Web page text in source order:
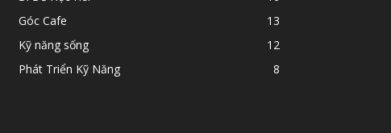
Góc Cafe
13
Kỹ năng sống
12
Phát Triển Kỹ Năng
8